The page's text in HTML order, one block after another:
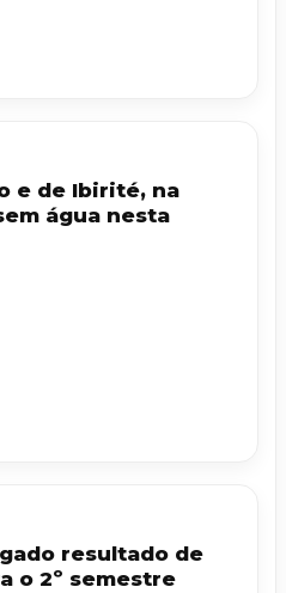
e de Ibirité, na
água nesta
resultado de
o 2º semestre